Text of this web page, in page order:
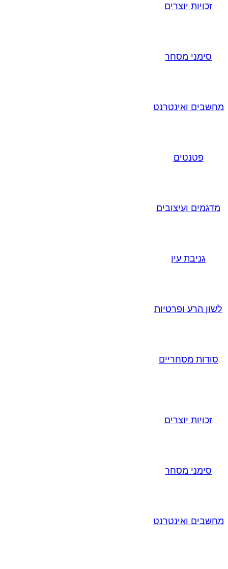
זכויות יוצרים
סימני מסחר
מחשבים ואינטרנט
פטנטים
מדגמים ועיצובים
גניבת עין
לשון הרע ופרטיות
סודות מסחריים
זכויות יוצרים
סימני מסחר
מחשבים ואינטרנט